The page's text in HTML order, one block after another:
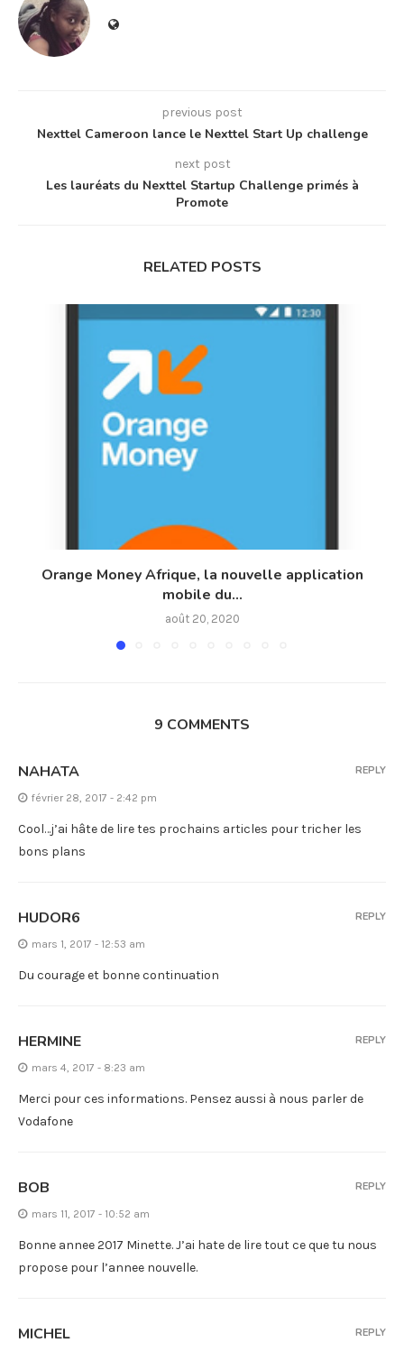
previous post
Nexttel Cameroon lance le Nexttel Start Up challenge
next post
Les lauréats du Nexttel Startup Challenge primés à
Promote
RELATED POSTS
Orange Money Afrique, la nouvelle application
mobile du...
août 20, 2020
9 COMMENTS
NAHATA
février 28, 2017 - 2:42 pm
Cool…j’ai hâte de lire tes prochains articles pour tricher les
bons plans
REPLY
HUDOR6
mars 1, 2017 - 12:53 am
Du courage et bonne continuation
REPLY
HERMINE
mars 4, 2017 - 8:23 am
Merci pour ces informations. Pensez aussi à nous parler de
Vodafone
REPLY
BOB
mars 11, 2017 - 10:52 am
Bonne annee 2017 Minette. J’ai hate de lire tout ce que tu nous
propose pour l’annee nouvelle.
REPLY
MICHEL REPLY